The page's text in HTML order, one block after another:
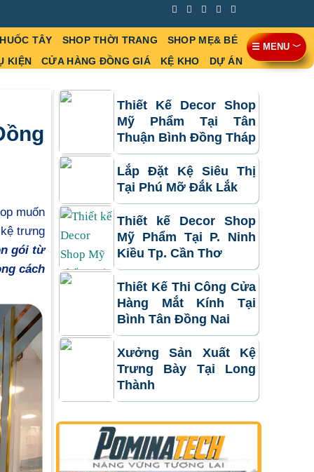
TÂY SHOP THỜI TRANG
SHOP MẸ& BÉ
KIỆN
CỬA HÀNG ĐỒNG GIÁ KỆ KHO DỰ ÁN
muốn
trưng
gói từ
cách
Thiết Kế Decor Shop
Mỹ Phẩm Tại Tân
Thuận Bình Đồng Tháp
Lắp Đặt Kệ Siêu Thị
Tại Phú Mỡ Đắk Lắk
Thiết kế Decor Shop
Mỹ Phẩm Tại P. Ninh
Kiều Tp. Cần Thơ
Thiết Kế Thi Công Cửa
Hàng Mắt Kính Tại
Bình Tân Đồng Nai
Xưởng Sản Xuất Kệ
Trưng Bày Tại Long
Thành
☰ MENU ﹀